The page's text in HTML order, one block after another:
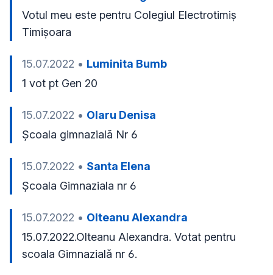
Votul meu este pentru Colegiul Electrotimiș
Timișoara
15.07.2022 • Luminita Bumb
1 vot pt Gen 20
15.07.2022 • Olaru Denisa
Școala gimnazială Nr 6
15.07.2022 • Santa Elena
Școala Gimnaziala nr 6
15.07.2022 • Olteanu Alexandra
15.07.2022.Olteanu Alexandra. Votat pentru
scoala Gimnazială nr 6.